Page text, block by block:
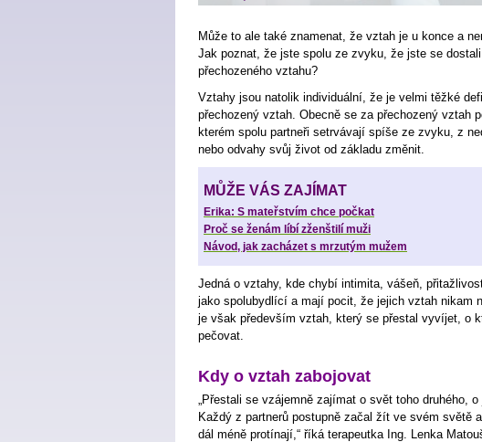
Může to ale také znamenat, že vztah je u konce a
Jak poznat, že jste spolu ze zvyku, že jste se
přechozeného vztahu?
Vztahy jsou natolik individuální, že je velmi těžké
přechozený vztah. Obecně se za přechozený vztah
kterém spolu partneři setrvávají spíše ze zvyku, z
nebo odvahy svůj život od základu změnit.
MŮŽE VÁS ZAJÍMAT
Erika: S mateřstvím chce počkat
Proč se ženám líbí zženštilí muži
Návod, jak zacházet s mrzutým mužem
Jedná o vztahy, kde chybí intimita, vášeň,
jako spolubydlící a mají pocit, že jejich vztah nikam
je však především vztah, který se přestal vyvíjet, o
pečovat.
Kdy o vztah zabojovat
„Přestali se vzájemně zajímat o svět toho druhého,
Každý z partnerů postupně začal žít ve svém světě
dál méně protínají,“ říká terapeutka Ing. Lenka